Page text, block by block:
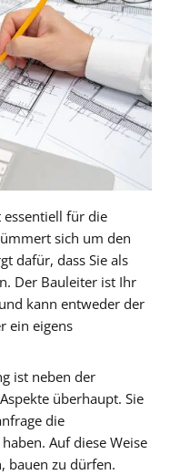
essentiell für die
sich um den
dafür, dass Sie als
Der Bauleiter ist Ihr
kann entweder der
ein eigens
ist neben der
überhaupt. Sie
die
Auf diese Weise
bauen zu dürfen.